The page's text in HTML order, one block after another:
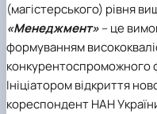
(магістерського) рівня
«Менеджмент»– це
формуванням
конкурентоспроможного
Ініціатором відкриття
кореспондент НАН